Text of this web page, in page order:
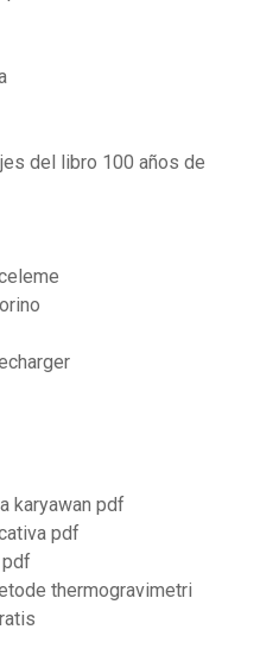
del libro 100 años de
karyawan pdf
pdf
pdf
thermogravimetri